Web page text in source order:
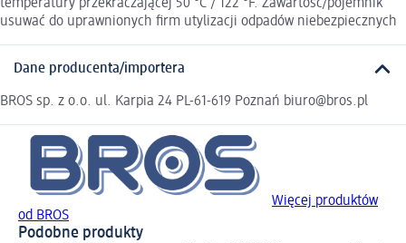
temperatury przekraczającej 50 °C / 122 °F. Zawartość/pojemnik
usuwać do uprawnionych firm utylizacji odpadów niebezpiecznych
Dane producenta/importera
BROS sp. z o.o. ul. Karpia 24 PL-61-619 Poznań biuro@bros.pl
Więcej produktów
od BROS
Podobne produkty